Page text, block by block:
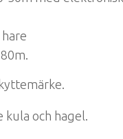
och hagel.